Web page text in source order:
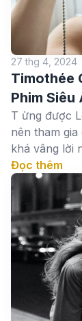
27 thg 4, 2024
Timothée
Phim Siêu
T ừng được
nên tham
khá vâng lời
Đọc thêm